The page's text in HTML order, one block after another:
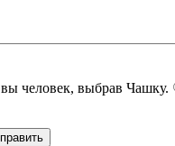
человек, выбрав Чашку.